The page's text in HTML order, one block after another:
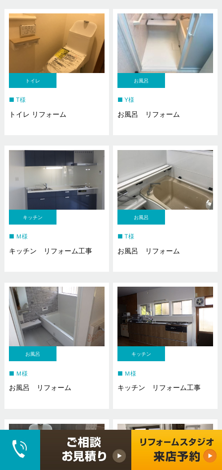
トイレ
T様
トイレ リフォーム
お風呂
Y様
お風呂 リフォーム
キッチン
Ｍ様
キッチン リフォーム工事
お風呂
T様
お風呂 リフォーム
お風呂
Ｍ様
お風呂 リフォーム
キッチン
Ｍ様
キッチン リフォーム工事